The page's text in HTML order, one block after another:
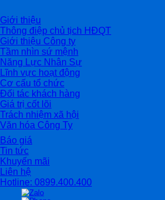
Giới thiệu
Thông điệp chủ tịch HĐQT
Giới thiệu Công ty
Tầm nhìn sứ mệnh
Năng Lực Nhân Sự
Lĩnh vực hoạt động
Cơ cấu tổ chức
Đối tác khách hàng
Giá trị cốt lõi
Trách nhiệm xã hội
Văn hóa Công Ty
Báo giá
Tin tức
Khuyến mãi
Liên hệ
Hotline: 0899.400.400